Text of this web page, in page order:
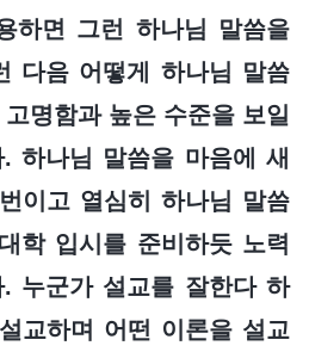
하면 그런 하나님 말씀을
다음 어떻게 하나님 말씀
명함과 높은 수준을 보일
하나님 말씀을 마음에 새
이고 열심히 하나님 말씀
학 입시를 준비하듯 노력
누군가 설교를 잘한다 하
교하며 어떤 이론을 설교